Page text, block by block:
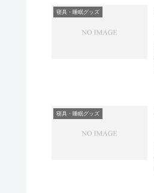
寝具・睡眠グッズ
寝具・睡眠グッズ